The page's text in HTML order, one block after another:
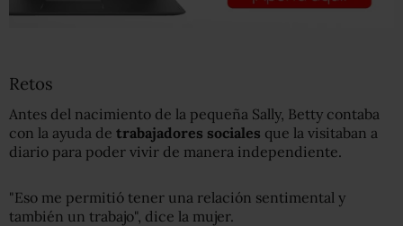
Retos
Antes del nacimiento de la pequeña Sally, Betty contaba
con la ayuda de trabajadores sociales que la visitaban a
diario para poder vivir de manera independiente.
"Eso me permitió tener una relación sentimental y
también un trabajo", dice la mujer.